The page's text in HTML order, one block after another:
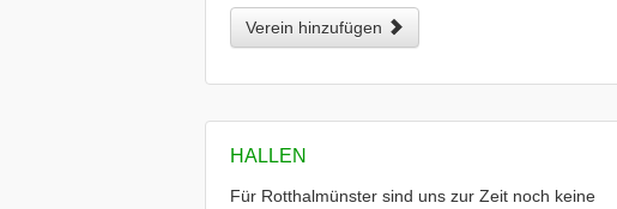
Verein hinzufügen
HALLEN
Für Rotthalmünster sind uns zur Zeit noch keine